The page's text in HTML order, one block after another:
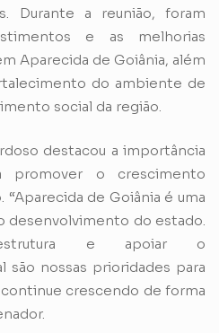
Durante a reunião, foram
e as melhorias
Aparecida de Goiânia, além
do ambiente de
social da região.
destacou a importância
promover o crescimento
de Goiânia é uma
desenvolvimento do estado.
e apoiar o
são nossas prioridades para
crescendo de forma